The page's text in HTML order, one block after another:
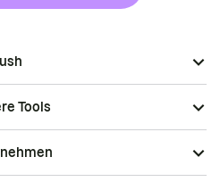
Tools